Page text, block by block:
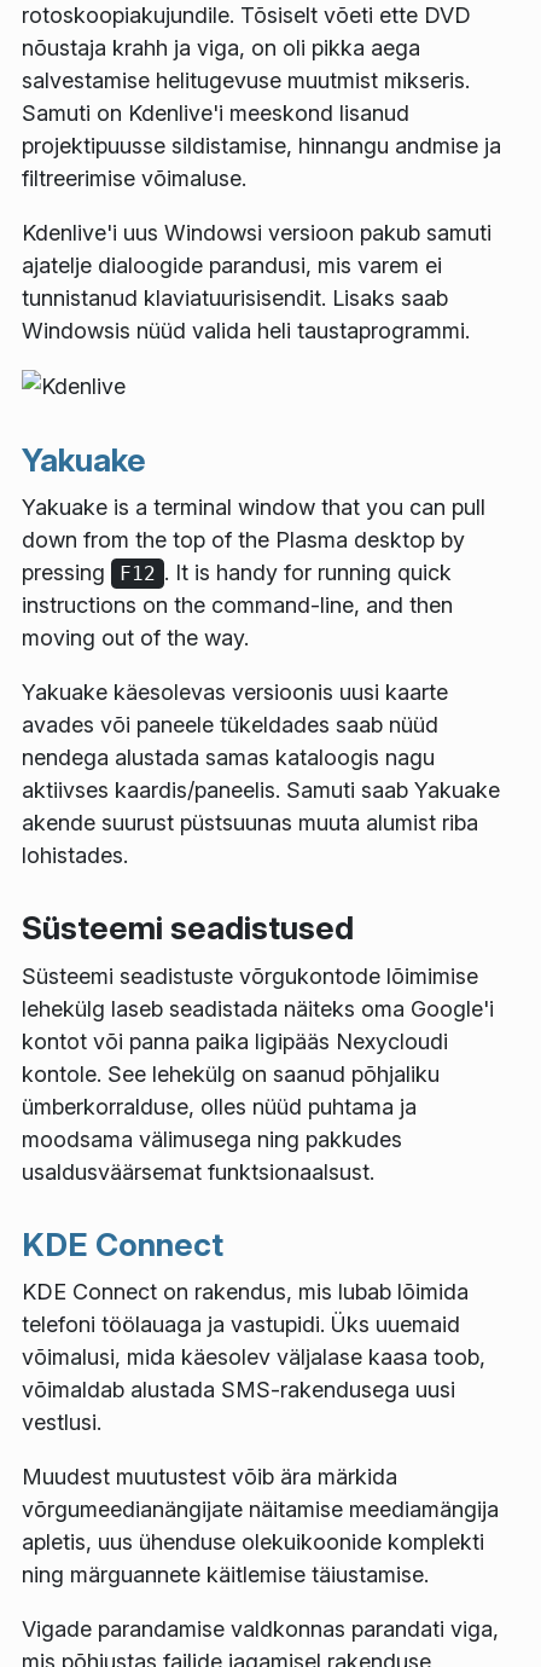
rotoskoopiakujundile. Tõsiselt võeti ette DVD
nõustaja krahh ja viga, on oli pikka aega
salvestamise helitugevuse muutmist mikseris.
Samuti on Kdenlive'i meeskond lisanud
projektipuusse sildistamise, hinnangu andmise ja
filtreerimise võimaluse.
Kdenlive'i uus Windowsi versioon pakub samuti
ajatelje dialoogide parandusi, mis varem ei
tunnistanud klaviatuurisisendit. Lisaks saab
Windowsis nüüd valida heli taustaprogrammi.
Yakuake
Yakuake is a terminal window that you can pull
down from the top of the Plasma desktop by
pressing
F12 . It is handy for running quick
instructions on the command-line, and then
moving out of the way.
Yakuake käesolevas versioonis uusi kaarte
avades või paneele tükeldades saab nüüd
nendega alustada samas kataloogis nagu
aktiivses kaardis/paneelis. Samuti saab Yakuake
akende suurust püstsuunas muuta alumist riba
lohistades.
Süsteemi seadistused
Süsteemi seadistuste võrgukontode lõimimise
lehekülg laseb seadistada näiteks oma Google'i
kontot või panna paika ligipääs Nexycloudi
kontole. See lehekülg on saanud põhjaliku
ümberkorralduse, olles nüüd puhtama ja
moodsama välimusega ning pakkudes
usaldusväärsemat funktsionaalsust.
KDE Connect
KDE Connect on rakendus, mis lubab lõimida
telefoni töölauaga ja vastupidi. Üks uuemaid
võimalusi, mida käesolev väljalase kaasa toob,
võimaldab alustada SMS-rakendusega uusi
vestlusi.
Muudest muutustest võib ära märkida
võrgumeedianängijate näitamise meediamängija
apletis, uus ühenduse olekuikoonide komplekti
ning märguannete käitlemise täiustamise.
Vigade parandamise valdkonnas parandati viga,